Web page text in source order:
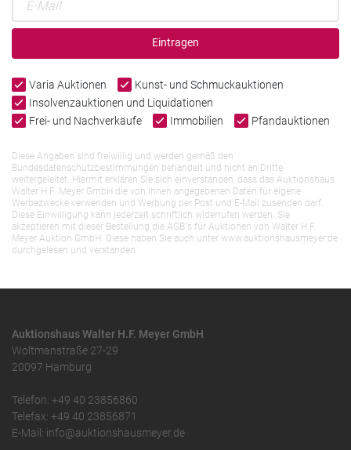
Eintragen
Varia Auktionen
Kunst- und Schmuckauktionen
Insolvenzauktionen und Liquidationen
Frei- und Nachverkäufe
Immobilien Pfandauktionen
Diese Angaben sind freiwillig und werden gemäß den
Bundesdatenschutzbestimmungen behandelt und nicht an Dritte
weitergeleitet. Hiermit erklären Sie sich einverstanden, dass das Auktionshaus
Walter H.F. Meyer GmbH die von Ihnen angegebenen Daten für eigene
Werbezwecke verwenden und Werbung per Post und E-Mail zusenden darf.
Diese Einwilligung kann jederzeit schriftlich widerrufen werden. Sie
akzeptieren mit dieser Bestellung die AGB`s für Auktionen von Walter H.F.
Meyer Auktion GmbH. Diese haben Sie auch unter www.auktionshausmeyer.de
durchgelesen und verstanden.
Auktionshaus Walter H.F. Meyer GmbH
Woltmanstraße 27-29
20097 Hamburg
Telefon: +49 40 23856860
Telefax: +49 40 23856871
E-Mail: info@auktionshausmeyer.de